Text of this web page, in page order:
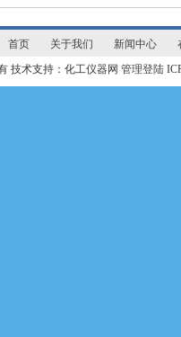
首页 关于我们 新闻中心
技术支持：化工仪器网 管理登陆